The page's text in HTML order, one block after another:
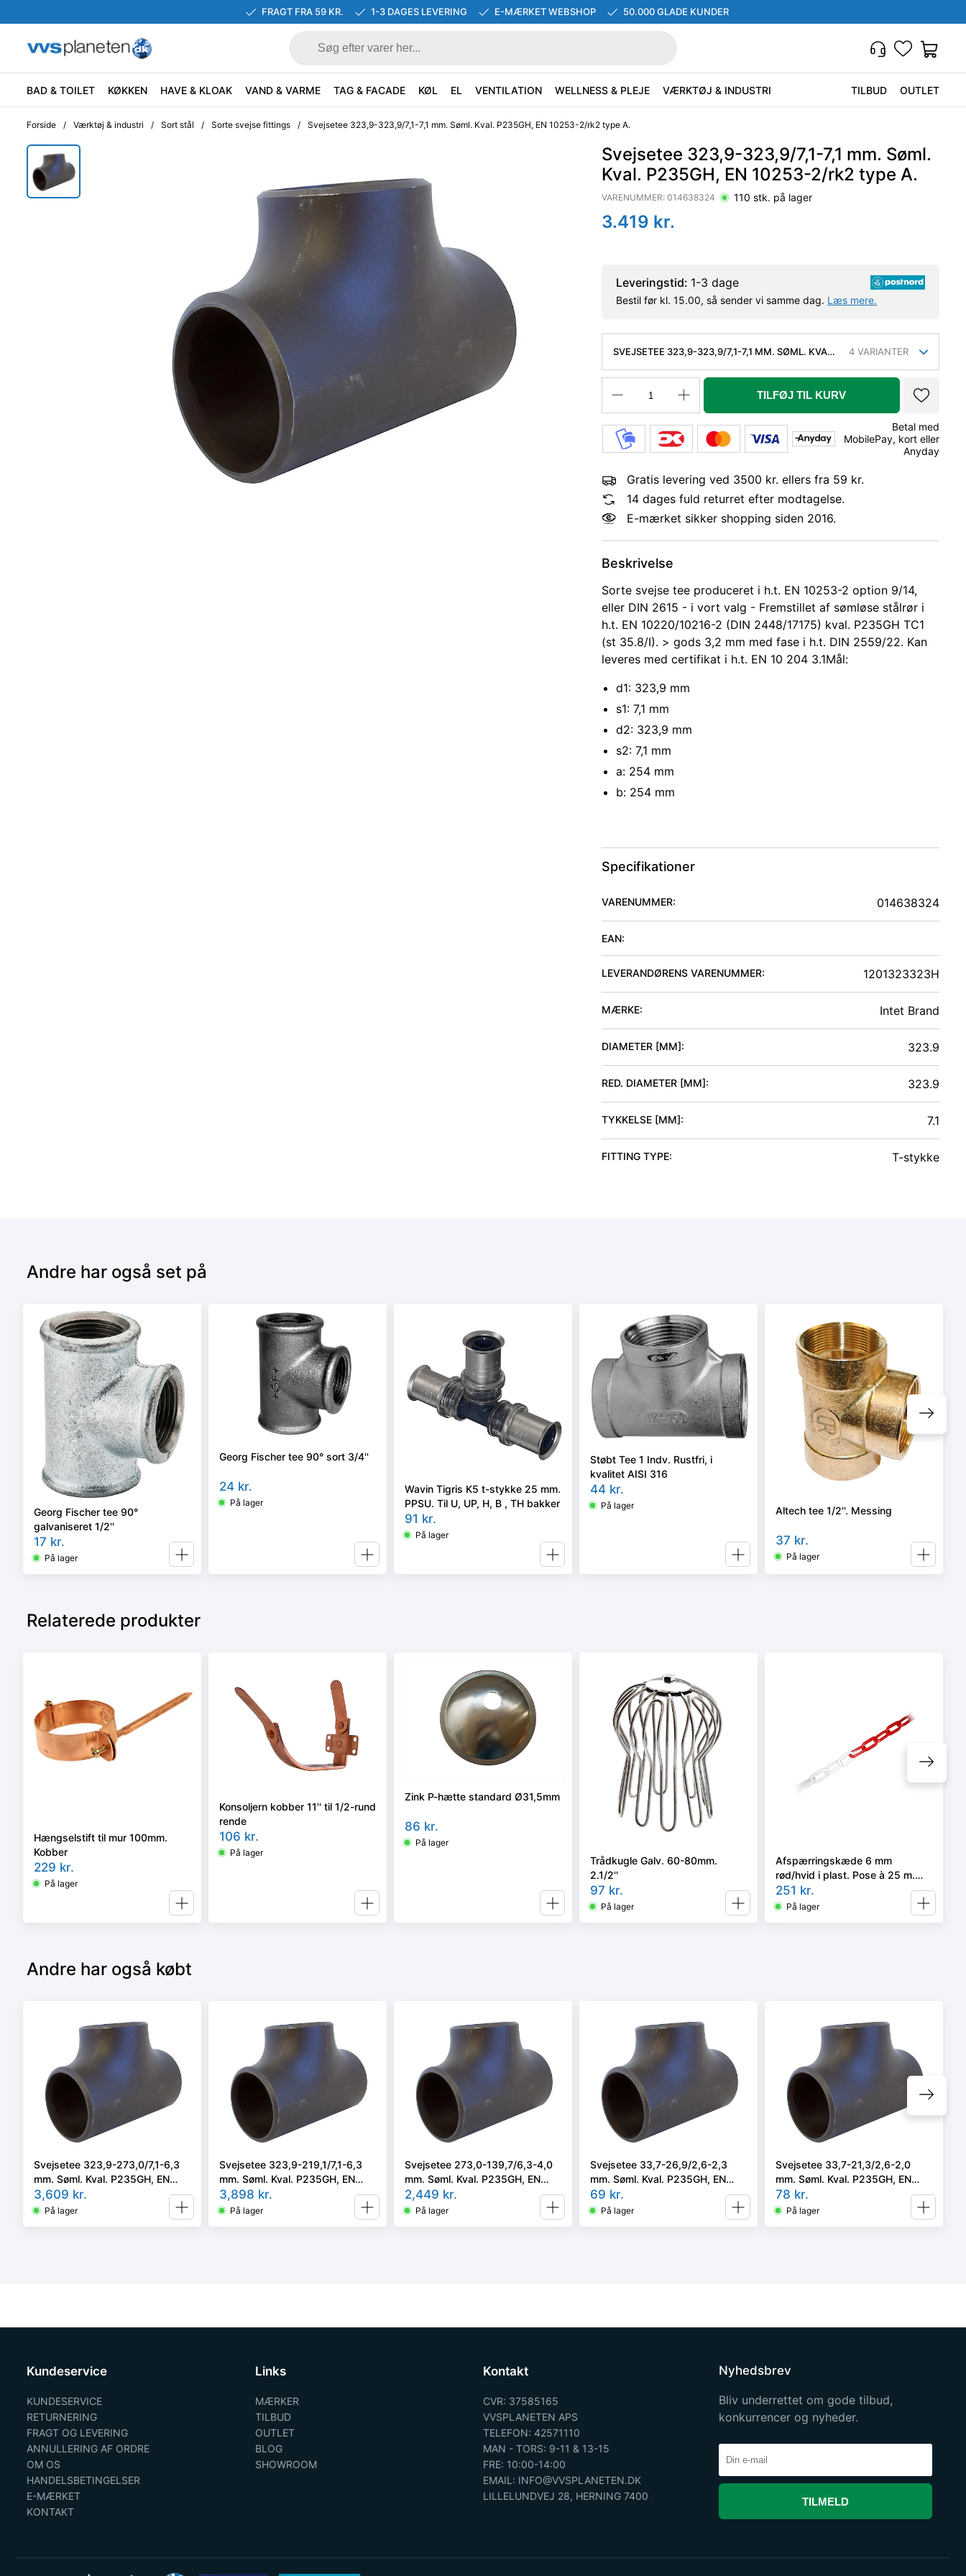
FRAGT FRA 59 KR. 1-3 DAGES LEVERING E-MÆRKET WEBSHOP 50.000 GLADE KUNDER
BAD & TOILET KØKKEN HAVE & KLOAK VAND & VARME TAG & FACADE KØL EL VENTILATION WELLNESS & PLEJE VÆRKTØJ & INDUSTRI TILBUD OUTLET
Forside / Værktøj & industri / Sort stål / Sorte svejse fittings / Svejsetee 323,9-323,9/7,1-7,1 mm. Søml. Kval. P235GH, EN 10253-2/rk2 type A.
Svejsetee 323,9-323,9/7,1-7,1 mm. Søml.
Kval. P235GH, EN 10253-2/rk2 type A.
VARENUMMER: 014638324 110 stk. på lager
3.419 kr.
Leveringstid: 1-3 dage
Bestil før kl. 15.00, så sender vi samme dag. Læs mere.
SVEJSETEE 323,9-323,9/7,1-7,1 MM. SØML. KVAL.
4 VARIANTER
TILFØJ TIL KURV
Betal med
MobilePay, kort eller
Anyday
Gratis levering ved 3500 kr. ellers fra 59 kr.
14 dages fuld returret efter modtagelse.
E-mærket sikker shopping siden 2016.
Beskrivelse
Sorte svejse tee produceret i h.t. EN 10253-2 option 9/14,
eller DIN 2615 - i vort valg - Fremstillet af sømløse stålrør i
h.t. EN 10220/10216-2 (DIN 2448/17175) kval. P235GH TC1
(st 35.8/I). > gods 3,2 mm med fase i h.t. DIN 2559/22. Kan
leveres med certifikat i h.t. EN 10 204 3.1Mål:
d1: 323,9 mm
s1: 7,1 mm
d2: 323,9 mm
s2: 7,1 mm
a: 254 mm
b: 254 mm
Specifikationer
VARENUMMER: 014638324
EAN:
LEVERANDØRENS VARENUMMER: 1201323323H
MÆRKE: Intet Brand
DIAMETER [MM]: 323.9
RED. DIAMETER [MM]: 323.9
TYKKELSE [MM]: 7.1
FITTING TYPE: T-stykke
Andre har også set på
Georg Fischer tee 90°
galvaniseret 1/2''
17 kr.
På lager
Georg Fischer tee 90° sort 3/4''
24 kr.
På lager
Wavin Tigris K5 t-stykke 25 mm.
PPSU. Til U, UP, H, B , TH bakker
91 kr.
På lager
Støbt Tee 1 Indv. Rustfri, i
kvalitet AISI 316
44 kr.
På lager Altech tee 1/2''. Messing
37 kr.
På lager
Relaterede produkter
Hængselstift til mur 100mm.
Kobber
229 kr.
På lager
Konsoljern kobber 11'' til 1/2-rund
rende
106 kr.
På lager
Zink P-hætte standard Ø31,5mm
86 kr.
På lager
Trådkugle Galv. 60-80mm.
2.1/2''
97 kr.
På lager
Afspærringskæde 6 mm
rød/hvid i plast. Pose à 25 m.
Inkl. samleled
251 kr.
På lager
Andre har også købt
Svejsetee 323,9-273,0/7,1-6,3
mm. Søml. Kval. P235GH, EN
10253-2/rk2 type A.
3,609 kr.
På lager
Svejsetee 323,9-219,1/7,1-6,3
mm. Søml. Kval. P235GH, EN
10253-2/rk2 type A.
3,898 kr.
På lager
Svejsetee 273,0-139,7/6,3-4,0
mm. Søml. Kval. P235GH, EN
10253-2/rk2 type A.
2,449 kr.
På lager
Svejsetee 33,7-26,9/2,6-2,3
mm. Søml. Kval. P235GH, EN
10253-2/rk2 type A.
69 kr.
På lager
Svejsetee 33,7-21,3/2,6-2,0
mm. Søml. Kval. P235GH, EN
10253-2/rk2 type A.
78 kr.
På lager
Kundeservice
KUNDESERVICE
RETURNERING
FRAGT OG LEVERING
ANNULLERING AF ORDRE
OM OS
HANDELSBETINGELSER
E-MÆRKET
KONTAKT
Links
MÆRKER
TILBUD
OUTLET
BLOG
SHOWROOM
Kontakt
CVR: 37585165
VVSPLANETEN APS
TELEFON: 42571110
MAN - TORS: 9-11 & 13-15
FRE: 10:00-14:00
EMAIL: INFO@VVSPLANETEN.DK
LILLELUNDVEJ 28, HERNING 7400
Nyhedsbrev
Bliv underrettet om gode tilbud,
konkurrencer og nyheder.
TILMELD